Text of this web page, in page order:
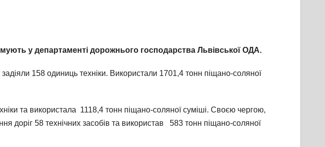
у департаменті дорожнього господарства Львівської ОДА.
158 одиниць техніки. Використали 1701,4 тонн піщано-соляної
та використала 1118,4 тонн піщано-соляної суміші. Своєю чергою,
доріг 58 технічних засобів та використав 583 тонн піщано-соляної